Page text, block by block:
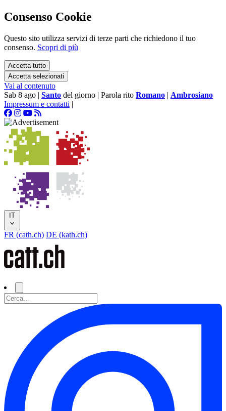
Consenso Cookie
Questo sito utilizza servizi di terze parti che richiedono il tuo
consenso. Scopri di più
Accetta tutto
Accetta selezionati
Vai al contenuto
Sab 8 ago | Santo del giorno | Parola rito Romano | Ambrosiano
Impressum e contatti |
IT
FR (cath.ch) DE (kath.ch)